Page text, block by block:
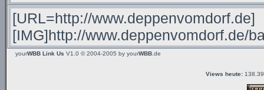
yourWBB Link Us V1.0 © 2004-2005 by yourWBB.de
Views heute: